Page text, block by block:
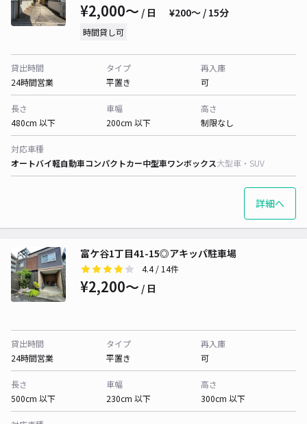
¥2,000〜 / 日 ¥200〜 / 15分
時間貸し可
貸出時間
24時間営業
タイプ
平置き
再入庫
可
長さ
480cm 以下
車幅
200cm 以下
高さ
制限なし
対応車種
オートバイ軽自動車コンパクトカー中型車ワンボックス大型車・SUV
詳細へ
富ケ谷1丁目41-15◎アキッパ駐車場
4.4/ 14件
¥2,200〜 / 日
貸出時間
24時間営業
タイプ
平置き
再入庫
可
長さ
500cm 以下
車幅
230cm 以下
高さ
300cm 以下